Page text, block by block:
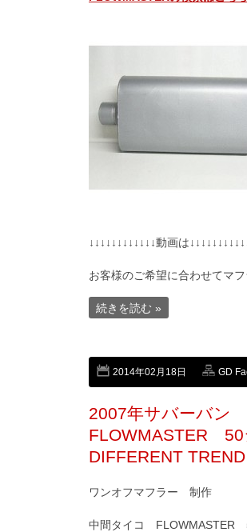
↓↓↓↓↓↓↓↓↓↓↓↓動画は
お客様のご希望に合わせてマ
続きを読む »
2014年02月18日 GD
2007年サバーバ
FLOWMASTER 50
DIFFERENT
ワンオフマフラー 制作
中間タイコ FLOWMASTER